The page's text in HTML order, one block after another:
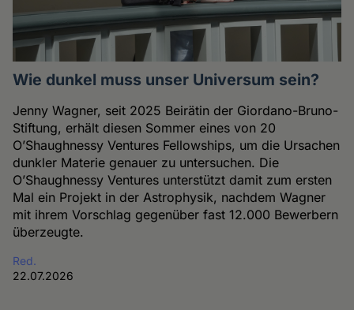
Wie dunkel muss unser Universum sein?
Jenny Wagner, seit 2025 Beirätin der Giordano-Bruno-
Stiftung, erhält diesen Sommer eines von 20
O’Shaughnessy Ventures Fellowships, um die Ursachen
dunkler Materie genauer zu untersuchen. Die
O’Shaughnessy Ventures unterstützt damit zum ersten
Mal ein Projekt in der Astrophysik, nachdem Wagner
mit ihrem Vorschlag gegenüber fast 12.000 Bewerbern
überzeugte.
Red.
22.07.2026